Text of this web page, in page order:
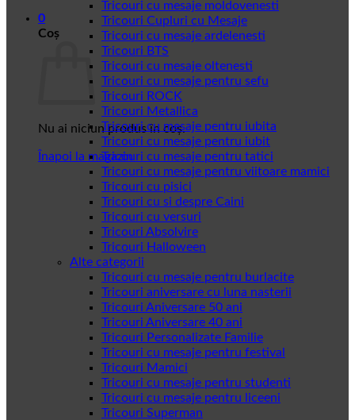
0
Coș
Nu ai niciun produs în coș.
Înapoi la magazin
Tricouri cu mesaje moldovenesti
Tricouri Cupluri cu Mesaje
Tricouri cu mesaje ardelenesti
Tricouri BTS
Tricouri cu mesaje oltenesti
Tricouri cu mesaje pentru sefu
Tricouri ROCK
Tricouri Metallica
Tricouri cu mesaje pentru iubita
Tricouri cu mesaje pentru iubit
Tricouri cu mesaje pentru tatici
Tricouri cu mesaje pentru viitoare mamici
Tricouri cu pisici
Tricouri cu si despre Caini
Tricouri cu versuri
Tricouri Absolvire
Tricouri Halloween
Alte categorii
Tricouri cu mesaje pentru burlacite
Tricouri aniversare cu luna nasterii
Tricouri Aniversare 50 ani
Tricouri Aniversare 40 ani
Tricouri Personalizate Familie
Tricouri cu mesaje pentru festival
Tricouri Mamici
Tricouri cu mesaje pentru studenti
Tricouri cu mesaje pentru liceeni
Tricouri Superman